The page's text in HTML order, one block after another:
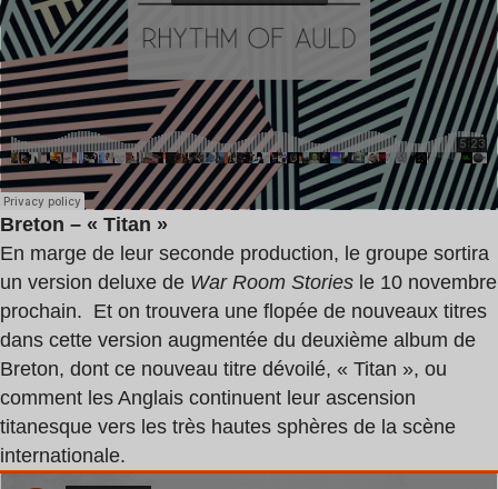
Breton – « Titan »
En marge de leur seconde production, le groupe sortira
un version deluxe de War Room Stories le 10 novembre
prochain. Et on trouvera une flopée de nouveaux titres
dans cette version augmentée du deuxième album de
Breton, dont ce nouveau titre dévoilé, « Titan », ou
comment les Anglais continuent leur ascension
titanesque vers les très hautes sphères de la scène
internationale.